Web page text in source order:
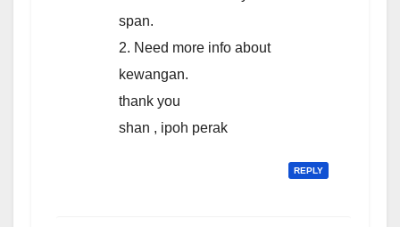
span.
2. Need more info about
kewangan.
thank you
shan , ipoh perak
REPLY